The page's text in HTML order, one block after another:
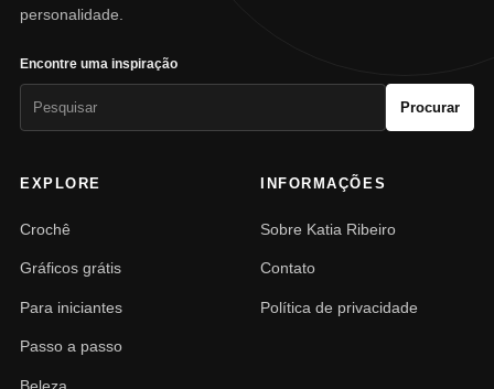
personalidade.
Encontre uma inspiração
Procurar
EXPLORE
Crochê
Gráficos grátis
Para iniciantes
Passo a passo
Beleza
INFORMAÇÕES
Sobre Katia Ribeiro
Contato
Política de privacidade